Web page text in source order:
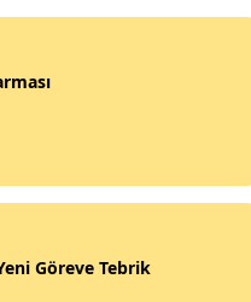
Göreve Tebrik